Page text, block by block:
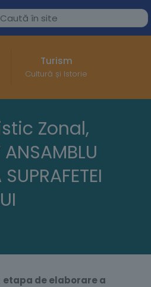
Turism
Cultură și Istorie
Zonal,
etapa de elaborare a